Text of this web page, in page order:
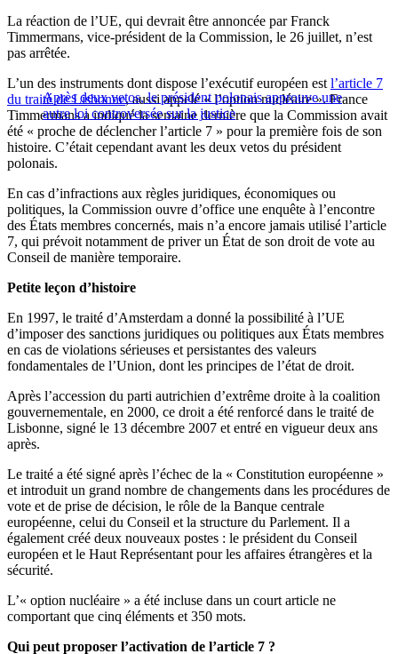
La réaction de l’UE, qui devrait être annoncée par Franck
Timmermans, vice-président de la Commission, le 26 juillet, n’est
pas arrêtée.
Après deux vetos, le président polonais approuve une
autre loi controversée sur la justice
L’un des instruments dont dispose l’exécutif européen est l’article 7
du traité de Lisbonne, aussi appelé « l’option nucléaire ». France
Timmermans a indiqué la semaine dernière que la Commission avait
été « proche de déclencher l’article 7 » pour la première fois de son
histoire. C’était cependant avant les deux vetos du président
polonais.
En cas d’infractions aux règles juridiques, économiques ou
politiques, la Commission ouvre d’office une enquête à l’encontre
des États membres concernés, mais n’a encore jamais utilisé l’article
7, qui prévoit notamment de priver un État de son droit de vote au
Conseil de manière temporaire.
Petite leçon d’histoire
En 1997, le traité d’Amsterdam a donné la possibilité à l’UE
d’imposer des sanctions juridiques ou politiques aux États membres
en cas de violations sérieuses et persistantes des valeurs
fondamentales de l’Union, dont les principes de l’état de droit.
Après l’accession du parti autrichien d’extrême droite à la coalition
gouvernementale, en 2000, ce droit a été renforcé dans le traité de
Lisbonne, signé le 13 décembre 2007 et entré en vigueur deux ans
après.
Le traité a été signé après l’échec de la « Constitution européenne »
et introduit un grand nombre de changements dans les procédures de
vote et de prise de décision, le rôle de la Banque centrale
européenne, celui du Conseil et la structure du Parlement. Il a
également créé deux nouveaux postes : le président du Conseil
européen et le Haut Représentant pour les affaires étrangères et la
sécurité.
L’« option nucléaire » a été incluse dans un court article ne
comportant que cinq éléments et 350 mots.
Qui peut proposer l’activation de l’article 7 ?